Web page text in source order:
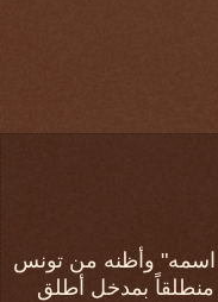
اسمه" وأظنه من تونس
منطلقاً بمدخل أطلق